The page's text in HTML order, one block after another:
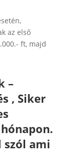
az első
ft, majd
–
, Siker
szól ami